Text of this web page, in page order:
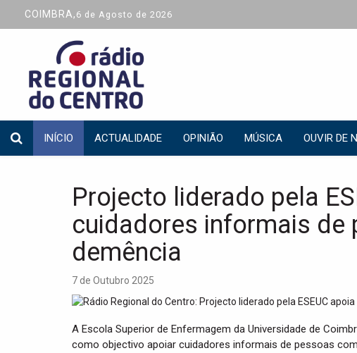
COIMBRA, 6 de Agosto de 2026
INÍCIO ACTUALIDADE OPINIÃO MÚSICA OUVIR DE
Projecto liderado pela
cuidadores informais de
demência
7 de Outubro 2025
A Escola Superior de Enfermagem da Universidade de
como objectivo apoiar cuidadores informais de pessoas